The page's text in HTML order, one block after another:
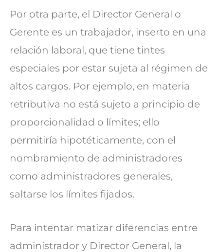
Por otra parte, el Director General o
Gerente es un trabajador, inserto en una
relación laboral, que tiene tintes
especiales por estar sujeta al régimen de
altos cargos. Por ejemplo, en materia
retributiva no está sujeto a principio de
proporcionalidad o límites; ello
permitiría hipotéticamente, con el
nombramiento de administradores
como administradores generales,
saltarse los límites fijados.
Para intentar matizar diferencias entre
administrador y Director General, la